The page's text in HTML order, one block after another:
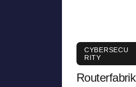
CYBERSECU
RITY
Routerfabrik